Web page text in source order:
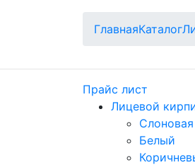
ГлавнаяКаталог
Прайс лист
Лицевой
Белый